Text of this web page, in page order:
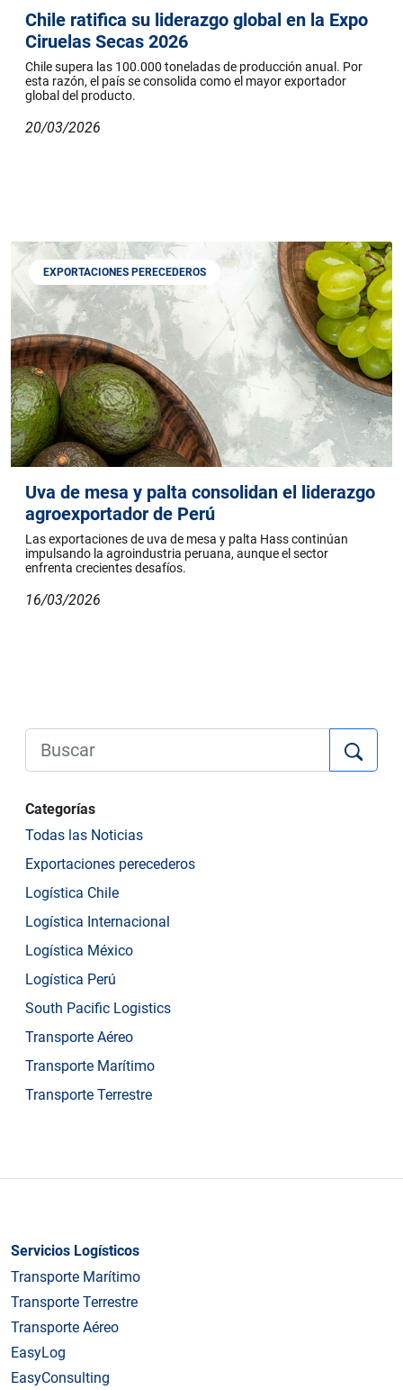
Chile ratifica su liderazgo global en la Expo
Ciruelas Secas 2026
Chile supera las 100.000 toneladas de producción anual. Por
esta razón, el país se consolida como el mayor exportador
global del producto.
20/03/2026
EXPORTACIONES PERECEDEROS
Uva de mesa y palta consolidan el liderazgo
agroexportador de Perú
Las exportaciones de uva de mesa y palta Hass continúan
impulsando la agroindustria peruana, aunque el sector
enfrenta crecientes desafíos.
16/03/2026
Categorías
Todas las Noticias
Exportaciones perecederos
Logística Chile
Logística Internacional
Logística México
Logística Perú
South Pacific Logistics
Transporte Aéreo
Transporte Marítimo
Transporte Terrestre
Servicios Logísticos
Transporte Marítimo
Transporte Terrestre
Transporte Aéreo
EasyLog
EasyConsulting